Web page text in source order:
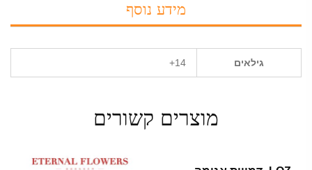
מידע נוסף
גילאים 14+
מוצרים קשורים